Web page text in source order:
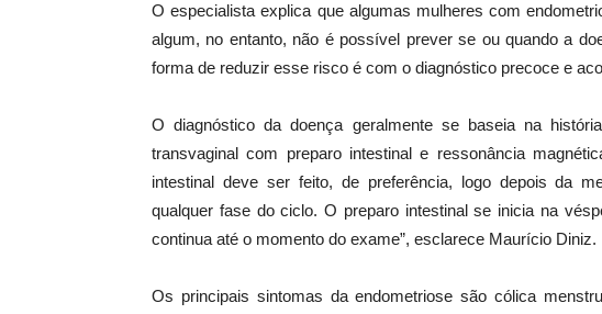
O especialista explica que algumas mulheres com
algum, no entanto, não é possível prever se ou quando a
forma de reduzir esse risco é com o diagnóstico precoce e
O diagnóstico da doença geralmente se baseia na
transvaginal com preparo intestinal e ressonância
intestinal deve ser feito, de preferência, logo depois da
qualquer fase do ciclo. O preparo intestinal se inicia na
continua até o momento do exame”, esclarece Maurício Diniz.
Os principais sintomas da endometriose são cólica